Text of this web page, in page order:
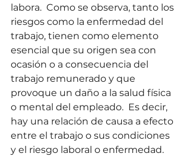
labora.  Como se observa, tanto los
riesgos como la enfermedad del
trabajo, tienen como elemento
esencial que su origen sea con
ocasión o a consecuencia del
trabajo remunerado y que
provoque un daño a la salud física
o mental del empleado.  Es decir,
hay una relación de causa a efecto
entre el trabajo o sus condiciones
y el riesgo laboral o enfermedad.